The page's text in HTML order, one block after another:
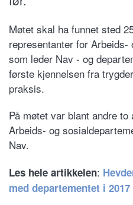
Møtet skal ha funnet sted
representanter for
som leder Nav - og
første kjennelsen fra
praksis.
På møtet var blant andre
Arbeids- og
Nav.
Les hele artikkelen:
med departementet i 2017